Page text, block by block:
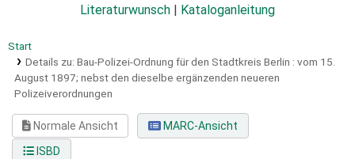
Literaturwunsch
Kataloganleitung
Start
Details zu: Bau-Polizei-Ordnung für den Stadtkreis Berlin : vom 15.
August 1897; nebst den dieselbe ergänzenden neueren
Polizeiverordnungen
Normale Ansicht
MARC-Ansicht
ISBD